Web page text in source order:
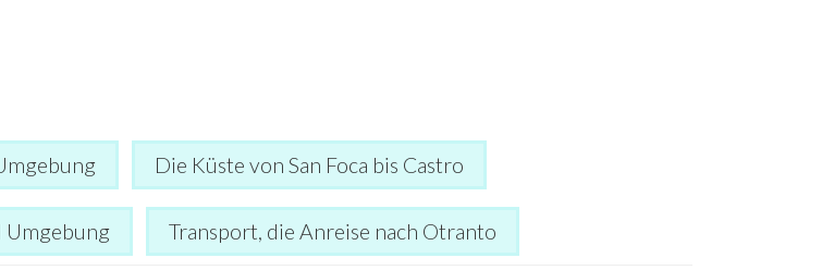
Die Küste von San Foca bis Castro
Umgebung Transport, die Anreise nach Otranto